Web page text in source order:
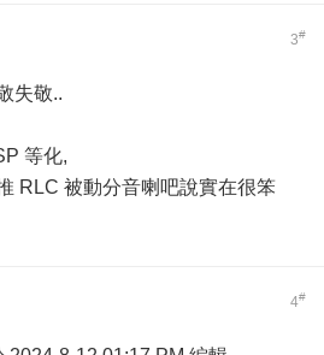
3#
失敬..
等化,
RLC 被動分音喇吧說實在很笨
4#